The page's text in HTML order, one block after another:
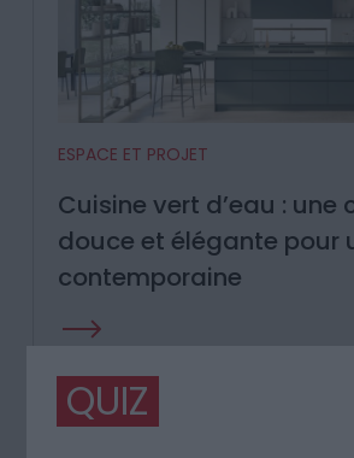
ESPACE ET PROJET
Cuisine vert d’eau : une
douce et élégante pour
contemporaine
QUIZ